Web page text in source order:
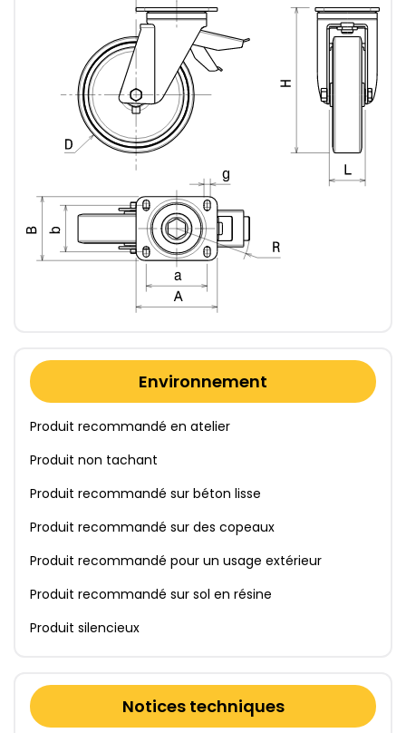
Environnement
Produit recommandé en atelier
Produit non tachant
Produit recommandé sur béton lisse
Produit recommandé sur des copeaux
Produit recommandé pour un usage extérieur
Produit recommandé sur sol en résine
Produit silencieux
Notices techniques